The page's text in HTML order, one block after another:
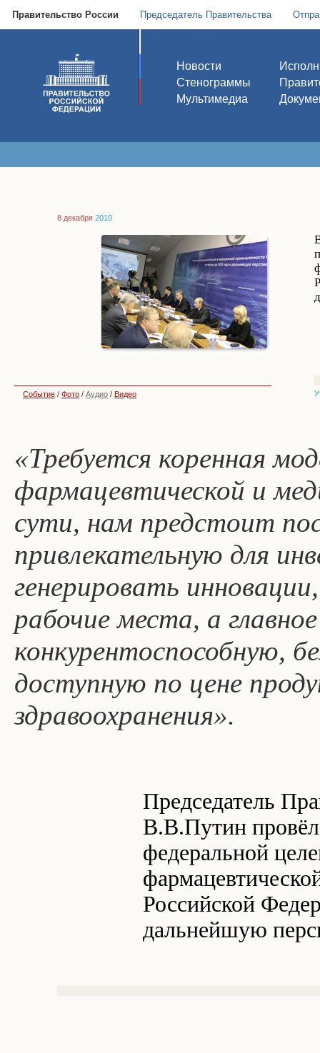
Правительство России Председатель Правительства
Новости
Стенограммы
Мультимедиа
8 декабря 2010
Событие / Фото / Аудио / Видео
«Требуется коренная
фармацевтической и
сути, нам предстоит
привлекательную для
генерировать
рабочие места, а
конкурентоспособную,
доступную по цене
здравоохранения».
Председатель
В.В.Путин
федеральной
Российской
дальнейшую